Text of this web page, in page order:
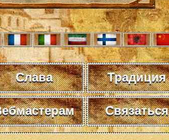
Слава Традиция
Связаться